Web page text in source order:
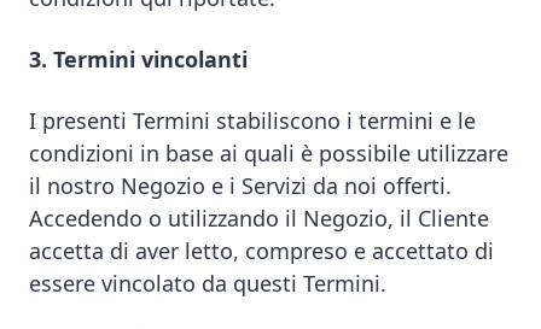
3. Termini vincolanti
I presenti Termini stabiliscono i termini e le
condizioni in base ai quali è possibile utilizzare
il nostro Negozio e i Servizi da noi offerti.
Accedendo o utilizzando il Negozio, il Cliente
accetta di aver letto, compreso e accettato di
essere vincolato da questi Termini.